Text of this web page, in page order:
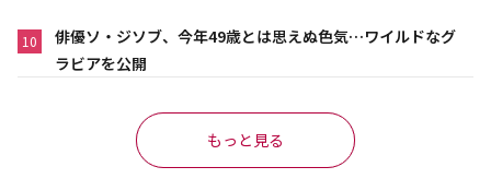
10
俳優ソ・ジソブ、今年49歳とは思えぬ色気…ワイルドなグ
ラビアを公開
もっと見る